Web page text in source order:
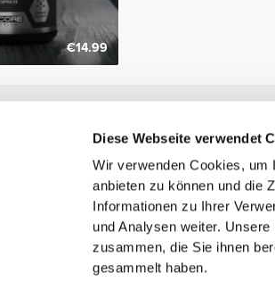
Diese Webseite verwendet
Wir verwenden Cookies, um
anbieten zu können und die
Informationen zu Ihrer
und Analysen weiter.
zusammen, die Sie ihnen
gesammelt haben.
€14.99